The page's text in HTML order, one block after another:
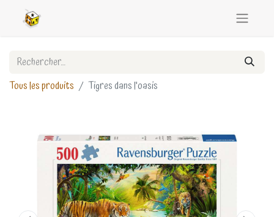
Tous les produits Tigres dans l'oasis